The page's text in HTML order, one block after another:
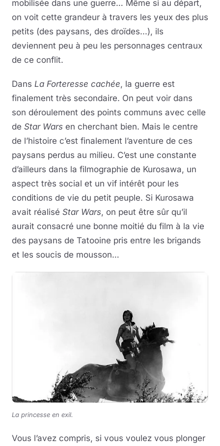
mobilisée dans une guerre… Même si au départ,
on voit cette grandeur à travers les yeux des plus
petits (des paysans, des droïdes...), ils
deviennent peu à peu les personnages centraux
de ce conflit.
Dans La Forteresse cachée, la guerre est
finalement très secondaire. On peut voir dans
son déroulement des points communs avec celle
de Star Wars en cherchant bien. Mais le centre
de l’histoire c’est finalement l’aventure de ces
paysans perdus au milieu. C’est une constante
d’ailleurs dans la filmographie de Kurosawa, un
aspect très social et un vif intérêt pour les
conditions de vie du petit peuple. Si Kurosawa
avait réalisé Star Wars, on peut être sûr qu’il
aurait consacré une bonne moitié du film à la vie
des paysans de Tatooine pris entre les brigands
et les soucis de mousson…
La princesse en exil.
Vous l’avez compris, si vous voulez vous plonger